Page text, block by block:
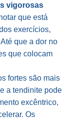
vigorosas
que está
exercícios,
que a dor no
que colocam
fortes são mais
a tendinite pode
excêntrico,
Os